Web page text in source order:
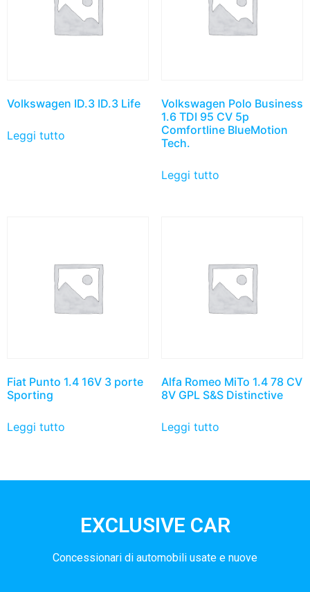
Volkswagen ID.3 ID.3 Life
Leggi tutto
Volkswagen Polo Business
1.6 TDI 95 CV 5p
Comfortline BlueMotion
Tech.
Leggi tutto
Fiat Punto 1.4 16V 3 porte
Sporting
Leggi tutto
Alfa Romeo MiTo 1.4 78 CV
8V GPL S&S Distinctive
Leggi tutto
EXCLUSIVE CAR
Concessionari di automobili usate e nuove